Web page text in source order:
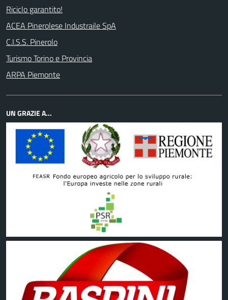
Riciclo garantito!
ACEA Pinerolese Industraile SpA
C.I.S.S. Pinerolo
Turismo Torino e Provincia
ARPA Piemonte
UN GRAZIE A...